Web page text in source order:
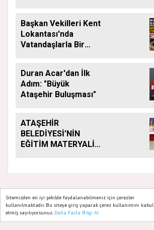
Sitemizden en iyi şekilde faydalanabilmeniz için çerezler
kullanılmaktadır. Bu siteye giriş yaparak çerez kullanımını kabul
etmiş sayılıyorsunuz. Daha Fazla Bilgi Al
Başkan Vekilleri Kent
Lokantası'nda
Vatandaşlarla Bir
Duran Acar'dan İlk
Adım: "Büyük
Ataşehir Buluşması"
ATAŞEHİR
BELEDİYESİ’NİN
EĞİTİM MATERYALİ
SÜRÜYOR
GAZETE ATAŞEHIR 2020
Yazılım |Onemsoft
Ana Sayfa Web TV